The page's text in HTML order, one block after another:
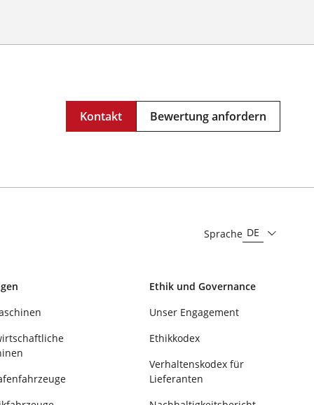
Kontakt Bewertung anfordern
Sprache DE
Ethik und Governance
Unser Engagement
Ethikkodex
Verhaltenskodex für
Lieferanten